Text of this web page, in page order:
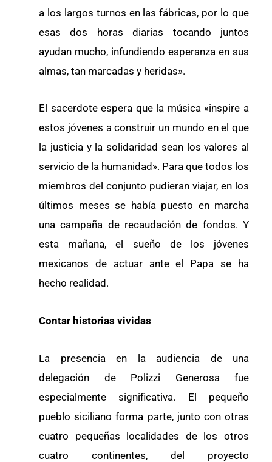
a los largos turnos en las fábricas, por lo que
esas dos horas diarias tocando juntos
ayudan mucho, infundiendo esperanza en sus
almas, tan marcadas y heridas».
El sacerdote espera que la música «inspire a
estos jóvenes a construir un mundo en el que
la justicia y la solidaridad sean los valores al
servicio de la humanidad». Para que todos los
miembros del conjunto pudieran viajar, en los
últimos meses se había puesto en marcha
una campaña de recaudación de fondos. Y
esta mañana, el sueño de los jóvenes
mexicanos de actuar ante el Papa se ha
hecho realidad.
Contar historias vividas
La presencia en la audiencia de una
delegación de Polizzi Generosa fue
especialmente significativa. El pequeño
pueblo siciliano forma parte, junto con otras
cuatro pequeñas localidades de los otros
cuatro continentes, del proyecto